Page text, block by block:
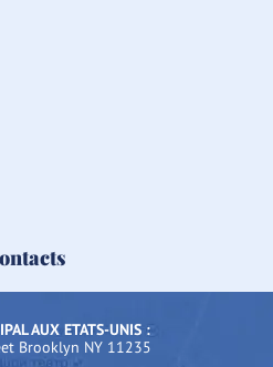
AUX ETATS-UNIS :
Brooklyn NY 11235